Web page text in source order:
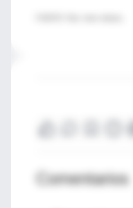
Comentarios